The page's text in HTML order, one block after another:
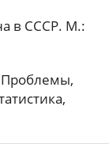
в СССР. М.:
Проблемы,